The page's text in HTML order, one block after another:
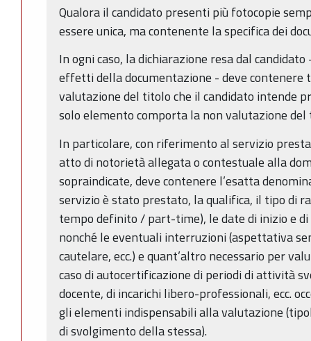
Qualora il candidato presenti più fotocopie
essere unica, ma contenente la specifica dei
In ogni caso, la dichiarazione resa dal
effetti della documentazione - deve
valutazione del titolo che il candidato intende
solo elemento comporta la non valutazione
In particolare, con riferimento al servizio
atto di notorietà allegata o contestuale alla
sopraindicate, deve contenere l’esatta
servizio è stato prestato, la qualifica, il tipo di
tempo definito / part-time), le date di inizio e
nonché le eventuali interruzioni (aspettativa
cautelare, ecc.) e quant’altro necessario per
caso di autocertificazione di periodi di attività
docente, di incarichi libero-professionali, ecc.
gli elementi indispensabili alla valutazione
di svolgimento della stessa).